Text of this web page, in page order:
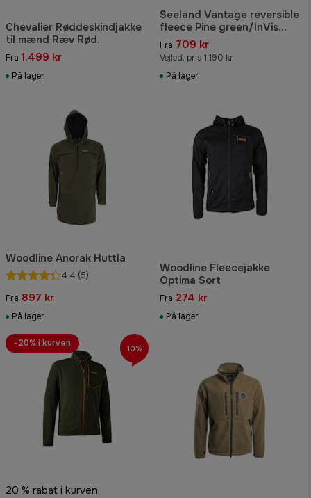
Chevalier Røddeskindjakke
til mænd Ræv Rød.
Fra 1.499 kr
På lager
Seeland Vantage reversible
fleece Pine green/InVis
orange blaze
Fra 709 kr
Vejled. pris 1.190 kr
På lager
Woodline Anorak Huttla
4.4 (5)
Fra 897 kr
På lager
Woodline Fleecejakke
Optima Sort
Fra 274 kr
På lager
20 % rabat i kurven
-20% i kurven 10%